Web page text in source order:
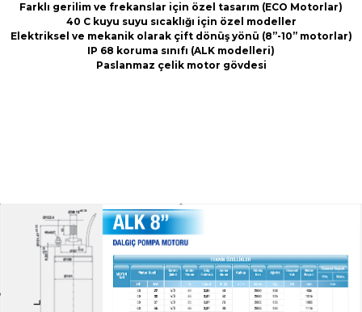
Farklı gerilim ve frekanslar için özel tasarım (ECO Motorlar)
40 C kuyu suyu sıcaklığı için özel modeller
Elektriksel ve mekanik olarak çift dönüş yönü (8”-10” motorlar)
IP 68 koruma sınıfı (ALK modelleri)
Paslanmaz çelik motor gövdesi